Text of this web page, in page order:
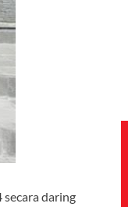
secara daring